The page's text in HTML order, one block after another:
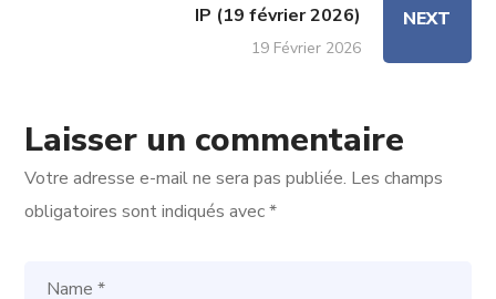
IP (19 février 2026)
19 Février 2026
NEXT
Laisser un commentaire
Votre adresse e-mail ne sera pas publiée. Les champs
obligatoires sont indiqués avec*